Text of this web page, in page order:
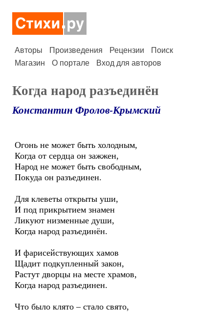
Авторы Произведения Рецензии
Поиск
Магазин
О портале Вход для авторов
Когда народ разъединён
Константин Фролов-Крымский
Огонь не может быть холодным,
Когда от сердца он зажжен,
Народ не может быть свободным,
Покуда он разъединен.
Для клеветы открыты уши,
И под прикрытием знамен
Ликуют низменные души,
Когда народ разъединён.
И фарисействующих хамов
Щадит подкупленный закон,
Растут дворцы на месте храмов,
Когда народ разъединен.
Что было клято – стало свято,